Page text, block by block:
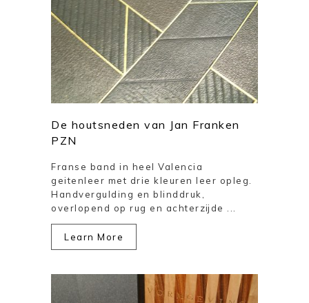
De houtsneden van Jan Franken
PZN
Franse band in heel Valencia
geitenleer met drie kleuren leer opleg.
Handvergulding en blinddruk,
overlopend op rug en achterzijde ...
Learn More